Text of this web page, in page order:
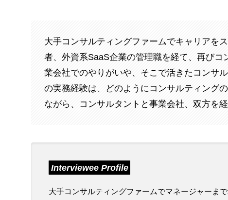
大手コンサルティングファームでキャリアを
者、外資系SaaS企業の管理職を経て、再び
業会社でのやりがいや、そこで活きたコンサ
の実務経験は、どのようにコンサルティング
ながら、コンサルタントと事業会社、双方を
Interviewee Profile
大手コンサルティングファームでマネージャーま